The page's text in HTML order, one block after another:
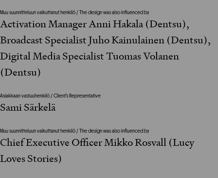
Muu suunnitteluun vaikuttanut henkilö / The design was also influenced by
Activation Manager Anni Hakala (Dentsu),
Broadcast Specialist Juho Kainulainen (Dentsu),
Digital Media Specialist Tuomas Volanen
(Dentsu)
Asiakkaan vastuuhenkilö / Client’s Representative
Sami Särkelä
Muu suunnitteluun vaikuttanut henkilö / The design was also influenced by
Chief Executive Officer Mikko Rosvall (Lucy
Loves Stories)